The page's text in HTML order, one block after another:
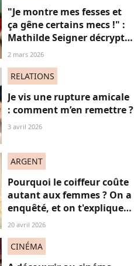
"Je montre mes fesses et
ça gêne certains mecs !" :
Mathilde Seigner décrypte
ces images qui "font honte
long sur le sexisme)
2 mars 2026
RELATIONS
Je vis une rupture amicale
: comment m’en remettre ?
3 avril 2026
ARGENT
Pourquoi le coiffeur coûte
autant aux femmes ? On a
enquêté, et on t'explique
comment agir
20 avril 2026
CINÉMA